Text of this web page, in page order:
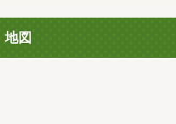
地図